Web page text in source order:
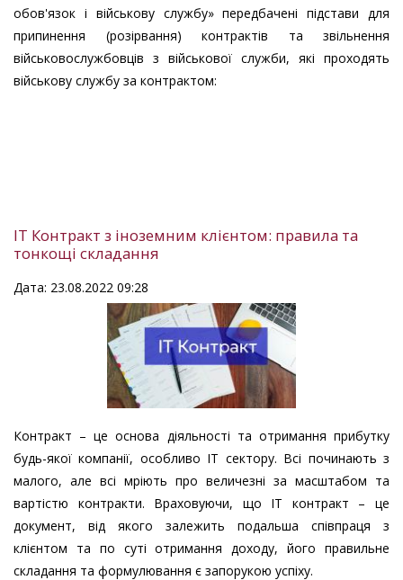
обов'язок і військову службу» передбачені підстави для
припинення (розірвання) контрактів та звільнення
військовослужбовців з військової служби, які проходять
військову службу за контрактом:
IT Контракт з іноземним клієнтом: правила та
тонкощі складання
Дата: 23.08.2022 09:28
Контракт – це основа діяльності та отримання прибутку
будь-якої компанії, особливо ІТ сектору. Всі починають з
малого, але всі мріють про величезні за масштабом та
вартістю контракти. Враховуючи, що IT контракт – це
документ, від якого залежить подальша співпраця з
клієнтом та по суті отримання доходу, його правильне
складання та формулювання є запорукою успіху.